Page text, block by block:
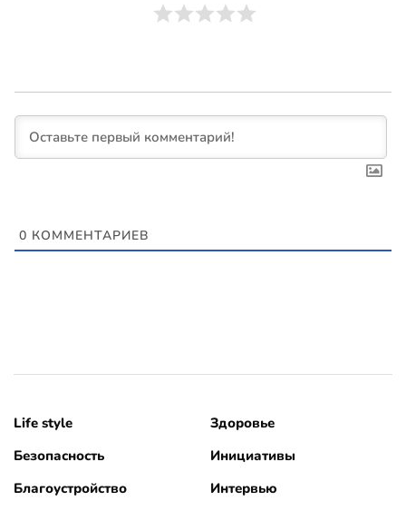
0 КОММЕНТАРИЕВ
Life style
Безопасность
Благоустройство
Здоровье
Инициативы
Интервью